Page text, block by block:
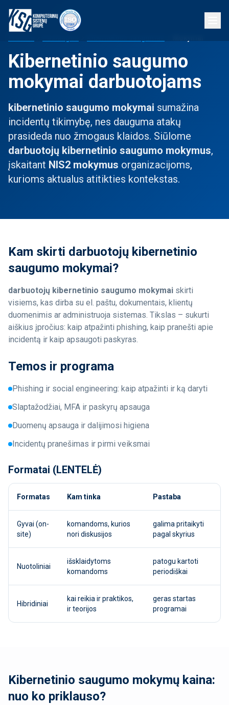
Kibernetinio saugumo
mokymai darbuotojams
kibernetinio saugumo mokymai sumažina
incidentų tikimybę, nes dauguma atakų
prasideda nuo žmogaus klaidos. Siūlome
darbuotojų kibernetinio saugumo mokymus,
įskaitant NIS2 mokymus organizacijoms,
kurioms aktualus atitikties kontekstas.
Kam skirti darbuotojų kibernetinio
saugumo mokymai?
darbuotojų kibernetinio saugumo mokymai skirti
visiems, kas dirba su el. paštu, dokumentais, klientų
duomenimis ar administruoja sistemas. Tikslas – sukurti
aiškius įpročius: kaip atpažinti phishing, kaip pranešti apie
incidentą ir kaip apsaugoti paskyras.
Temos ir programa
Phishing ir social engineering: kaip atpažinti ir ką daryti
Slaptažodžiai, MFA ir paskyrų apsauga
Duomenų apsauga ir dalijimosi higiena
Incidentų pranešimas ir pirmi veiksmai
Formatai (LENTELĖ)
Formatas Kam tinka Pastaba
Gyvai (on-
site)
komandoms, kurios
nori diskusijos
galima pritaikyti
pagal skyrius
Nuotoliniai
išsklaidytoms
komandoms
patogu kartoti
periodiškai
Hibridiniai
kai reikia ir praktikos,
ir teorijos
geras startas
programai
Kibernetinio saugumo mokymų kaina:
nuo ko priklauso?